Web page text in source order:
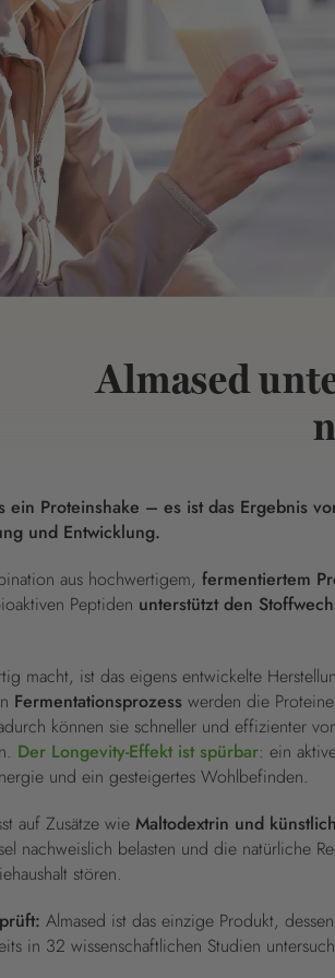
Almased
ein Proteinshake – es ist das Ergebnis
und Entwicklung.
aus hochwertigem, fermentiertem
Peptiden unterstützt den
macht, ist das eigens entwickelte
Fermentationsprozess werden die
können sie schneller und effizienter
Der Longevity-Effekt ist spürbar: ein
und ein gesteigertes Wohlbefinden.
auf Zusätze wie Maltodextrin und
nachweislich belasten und die natürliche
stören.
Almased ist das einzige Produkt,
in 32 wissenschaftlichen Studien